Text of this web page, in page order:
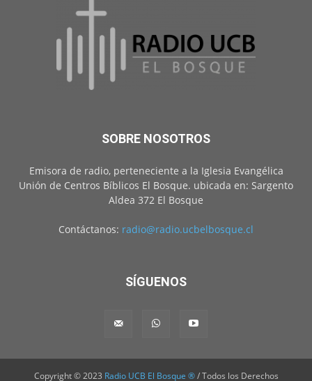
SOBRE NOSOTROS
Emisora de radio, perteneciente a la Iglesia Evangélica
Unión de Centros Bíblicos El Bosque. ubicada en: Sargento
Aldea 372 El Bosque
Contáctanos: radio@radio.ucbelbosque.cl
SÍGUENOS
Copyright © 2023 Radio UCB El Bosque ®/ Todos los Derechos